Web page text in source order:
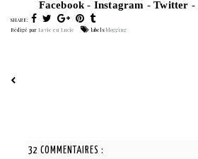
Facebook - Instagram -Twitter -
SHARE:
Rédigé par La vie en Lucie labels blogging
32 COMMENTAIRES :